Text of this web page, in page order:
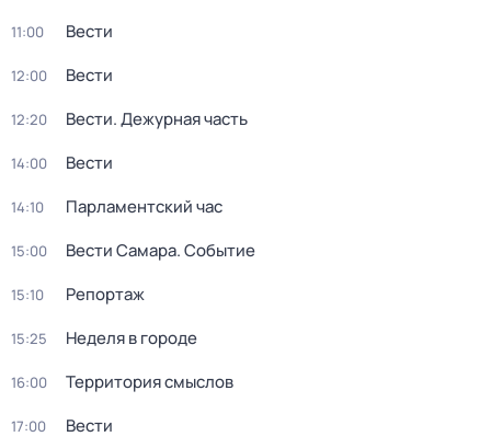
11:00 Вести
12:00 Вести
12:20 Вести. Дежурная часть
14:00 Вести
14:10 Парламентский час
15:00 Вести Самара. Событие
15:10 Репортаж
15:25 Неделя в городе
16:00 Территория смыслов
17:00 Вести